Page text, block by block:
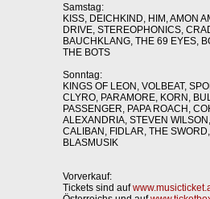
Samstag:
KISS, DEICHKIND, HIM, AMON
DRIVE, STEREOPHONICS,
BAUCHKLANG, THE 69 EYES,
THE BOTS
Sonntag:
KINGS OF LEON, VOLBEAT,
CLYRO, PARAMORE, KORN,
PASSENGER, PAPA ROACH,
ALEXANDRIA, STEVEN
CALIBAN, FIDLAR, THE
BLASMUSIK
Vorverkauf:
Tickets sind auf